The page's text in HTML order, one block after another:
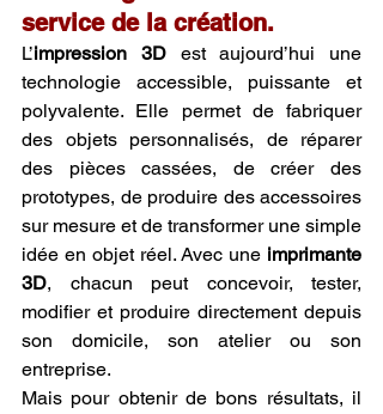
service de la création.
L’impression 3D est aujourd’hui une
technologie accessible, puissante et
polyvalente. Elle permet de fabriquer
des objets personnalisés, de réparer
des pièces cassées, de créer des
prototypes, de produire des accessoires
sur mesure et de transformer une simple
idée en objet réel. Avec une imprimante
3D, chacun peut concevoir, tester,
modifier et produire directement depuis
son domicile, son atelier ou son
entreprise.
Mais pour obtenir de bons résultats, il